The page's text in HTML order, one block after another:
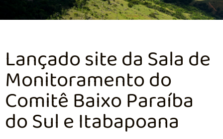
Lançado site da Sala de
Monitoramento do
Comitê Baixo Paraíba
do Sul e Itabapoana